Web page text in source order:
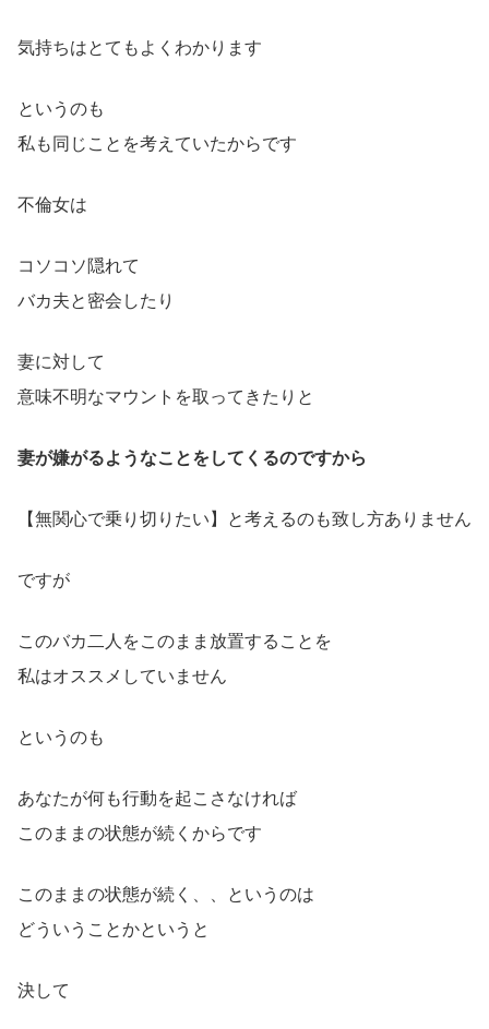
気持ちはとてもよくわかります
というのも
私も同じことを考えていたからです
不倫女は
コソコソ隠れて
バカ夫と密会したり
妻に対して
意味不明なマウントを取ってきたりと
妻が嫌がるようなことをしてくるのですから
【無関心で乗り切りたい】と考えるのも致し方ありません
ですが
このバカ二人をこのまま放置することを
私はオススメしていません
というのも
あなたが何も行動を起こさなければ
このままの状態が続くからです
このままの状態が続く、、というのは
どういうことかというと
決して